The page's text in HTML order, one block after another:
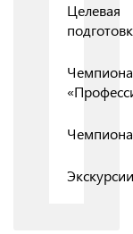
Целевая
Экскурсии